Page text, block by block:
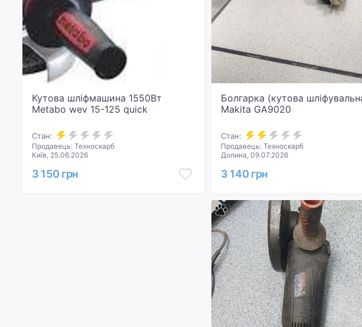
Кутова шліфмашина 1550Вт
Metabo wev 15-125 quick
Стан:
Продавець: Техноскарб
Київ, 25.06.2026
3 150 грн
Болгарка (кутова
Makita GA9020
Стан:
Продавець: Техноскарб
Долина, 09.07.2026
3 140 грн